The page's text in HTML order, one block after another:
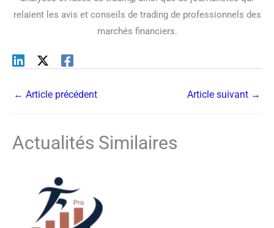
relaient les avis et conseils de trading de professionnels des
marchés financiers.
← Article précédent Article suivant →
Actualités Similaires